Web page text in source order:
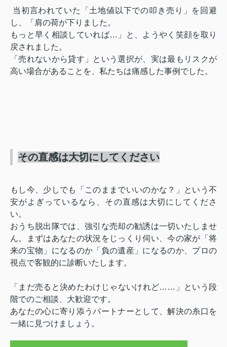
当初言われていた「土地値以下での叩き売り」を回避
し、「肩の荷が下りました。
もっと早く相談していれば…」と、ようやく笑顔を取り
戻されました。
「売れないから貸す」という選択が、実は最もリスクが
高い場合があることを、私たちは痛感した事例でした。
その直感は大切にしてください
もし今、少しでも「このままでいいのかな？」という不
安がよぎっているなら、その直感は大切にしてくださ
い。
おうち脱出隊では、強引な売却の勧誘は一切いたしませ
ん。まずはあなたの状況をじっくり伺い、今の家が「将
来の宝物」になるのか「負の遺産」になるのか、プロの
視点で客観的に診断いたします。
「まだ売ると決めたわけじゃないけれど……」という段
階でのご相談、大歓迎です。
あなたの心に寄り添うパートナーとして、解決の糸口を
一緒に見つけましょう。